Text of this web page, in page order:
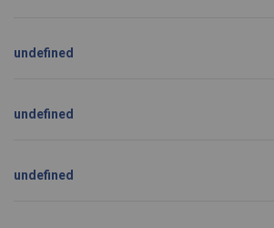
undefined
undefined
undefined